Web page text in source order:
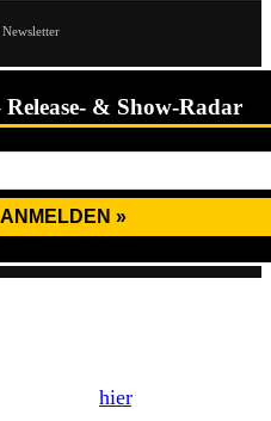
& Show-Radar
Album. Unser Interview
hier.